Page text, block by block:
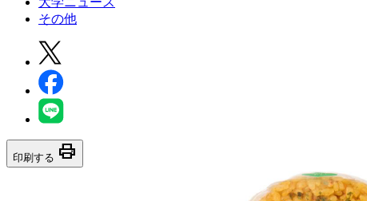
その他
印刷する print